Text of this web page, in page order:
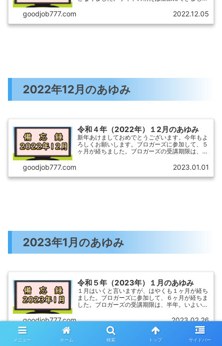
録を書くのが精いっぱいです。（×_×）１１月の
goodjob777.com 2022.12.05
2022年12月のあゆみ
令和４年（2022年）１2月のあゆみ
新年あけましておめでとうございます。今年もよ
ろしくお願いします。ブロガーズに参加して、５
ヶ月が経ちました。ブロガーズの受講期限は、半
えは立派にできましたが、相変わらず筆（キータ
goodjob777.com 2023.01.01
2023年1月のあゆみ
令和５年（2023年）１月のあゆみ
１月はいくと言いますが、はやくも１ヶ月が経ち
ました。ブロガーズに参加して、６ヶ月が経ちま
した。ブロガーズの受講期限は、半年。いよいよ
にできましたが、相変わらず筆（キータッチ）が
進まず！しかし、冬期...
goodjob777.com 2023.02.26
メニュー ホーム 検索 トップ サイドバー